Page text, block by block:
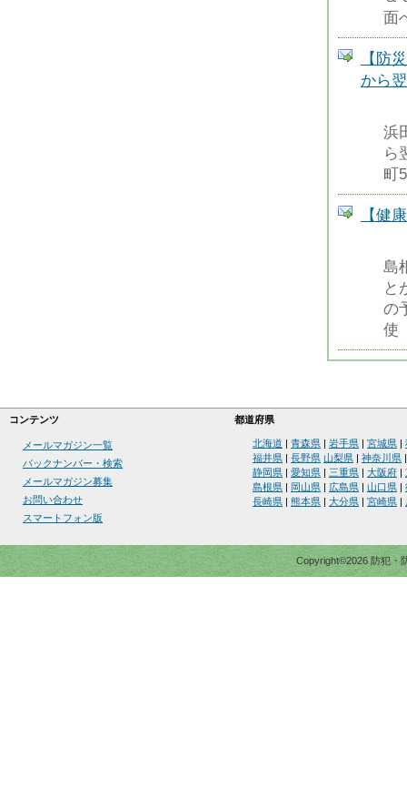
面
【防
から
浜
ら
町
【健
島
と
の
使
コンテンツ 都道府県
メールマガジン一覧
バックナンバー・検索
メールマガジン募集
お問い合わせ
スマートフォン版
北海道 青森県 岩手県 宮城県
福井県
長野県 山梨県 神奈川県
静岡県
愛知県 三重県 大阪府
島根県
岡山県 広島県 山口県
長崎県
熊本県 大分県 宮崎県
Copyright©2026 防犯・